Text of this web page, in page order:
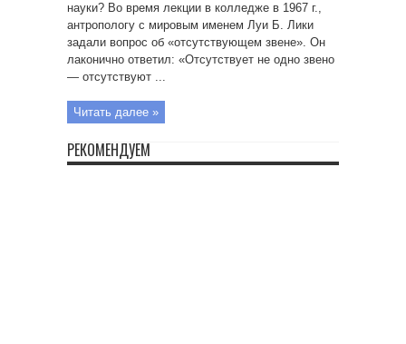
науки? Во время лекции в колледже в 1967 г.,
антропологу с мировым именем Луи Б. Лики
задали вопрос об «отсутствующем звене». Он
лаконично ответил: «Отсутствует не одно звено
— отсутствуют ...
Читать далее »
РЕКОМЕНДУЕМ